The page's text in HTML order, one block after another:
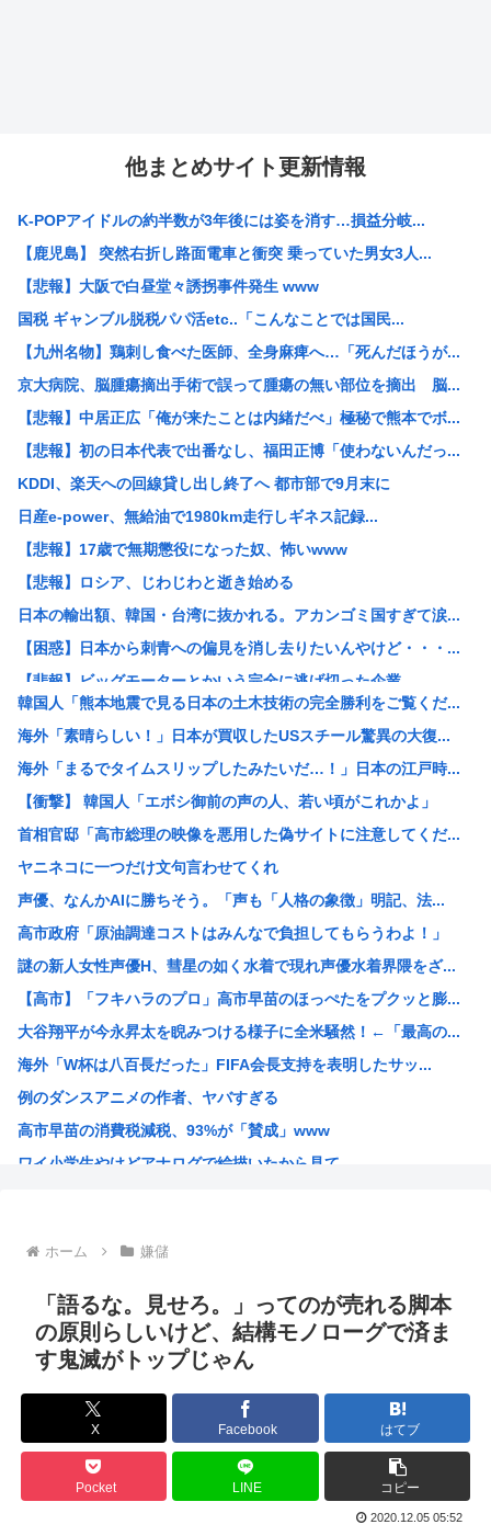
他まとめサイト更新情報
K-POPアイドルの約半数が3年後には姿を消す…損益分岐...
【鹿児島】 突然右折し路面電車と衝突 乗っていた男女3人...
【悲報】大阪で白昼堂々誘拐事件発生 www
国税 ギャンブル脱税パパ活etc..「こんなことでは国民...
【九州名物】鶏刺し食べた医師、全身麻痺へ…「死んだほうが...
京大病院、脳腫瘍摘出手術で誤って腫瘍の無い部位を摘出 脳...
【悲報】中居正広「俺が来たことは内緒だべ」極秘で熊本でボ...
【悲報】初の日本代表で出番なし、福田正博「使わないんだっ...
KDDI、楽天への回線貸し出し終了へ 都市部で9月末に
日産e-power、無給油で1980km走行しギネス記録...
【悲報】17歳で無期懲役になった奴、怖いwww
【悲報】ロシア、じわじわと逝き始める
日本の輸出額、韓国・台湾に抜かれる。アカンゴミ国すぎて涙...
【困惑】日本から刺青への偏見を消し去りたいんやけど・・・...
【悲報】ビッグモーターとかいう完全に逃げ切った企業
【悲報】女性「性的暴行されました」検事「嘘では？」女性「...
ホリエモン、移民受け入れ反対派の若者にブチギレ→スタジオ...
【悲報】「米軍を粉砕しろ！」在韓米軍基地に突入した韓国学...
税務署員1億円超脱税疑い 詐取金で競艇か、国税当局
【動画あり】ミスイタリア地方予選、黒人女性が優勝し炎上
早めに予約した通路側の席に、見知らぬ母子が。車掌の呼びか...
ショートスリーパーさん「寝たほうがいいのでは？」にブチギ...
トッモ「ワイ5年かけて500万貯めてん、これで焼き鳥屋や...
理容室経営て今から難しい？収入や資金、集客はどれくらい必...
高市早苗の消費税減税、93%が「賛成」www
首相官邸、"映え"を意識した高市首相熊本訪問の感動BGM...
【画像】女子高生さん、男に抱かれまくった結果www
【動画】 広島記念公園を追い出された左翼さん、流石にキモ...
【批判】ラノベ作家（52）「新作ラブコメ書いたぞ！ｗ」X...
韓国人「熊本地震で見る日本の土木技術の完全勝利をご覧くだ...
海外「素晴らしい！」日本が買収したUSスチール驚異の大復...
海外「まるでタイムスリップしたみたいだ…！」日本の江戸時...
【衝撃】 韓国人「エボシ御前の声の人、若い頃がこれかよ」
首相官邸「高市総理の映像を悪用した偽サイトに注意してくだ...
ヤニネコに一つだけ文句言わせてくれ
声優、なんかAIに勝ちそう。「声も「人格の象徴」明記、法...
高市政府「原油調達コストはみんなで負担してもらうわよ！」
謎の新人女性声優H、彗星の如く水着で現れ声優水着界隈をざ...
【高市】「フキハラのプロ」高市早苗のほっぺたをプクッと膨...
大谷翔平が今永昇太を睨みつける様子に全米騒然！←「最高の...
海外「W杯は八百長だった」FIFA会長支持を表明したサッ...
例のダンスアニメの作者、ヤバすぎる
高市早苗の消費税減税、93%が「賛成」www
ワイ小学生やけどアナログで絵描いたから見て
ちいかわのモモンガ、逝きそう
韓国人「韓国に10年間の出場権剥奪や過去ワールドカップ、...
高市首相、出張マッサージへ
アキバ冥途戦争とかいうアニメwww
【画像】小池百合子×高市早苗
【高市】ゴラム(56歳)、女子中学生をナイフで脅し性的暴...
5ちゃんのどこでもいいけど、日本人の税金使って日本人批判...
海外「あるある！」日本を旅行した外国人が患う新たな症状「...
韓国が独自開発したと自慢する甘いトマト、実はそこら辺のト...
ホーム 嫌儲
「語るな。見せろ。」ってのが売れる脚本
の原則らしいけど、結構モノローグで済ま
す鬼滅がトップじゃん
X Facebook はてブ
Pocket LINE コピー
2020.12.05 05:52